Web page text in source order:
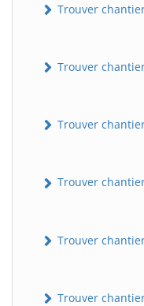
Trouver
Trouver
Trouver
Trouver
Trouver
Trouver